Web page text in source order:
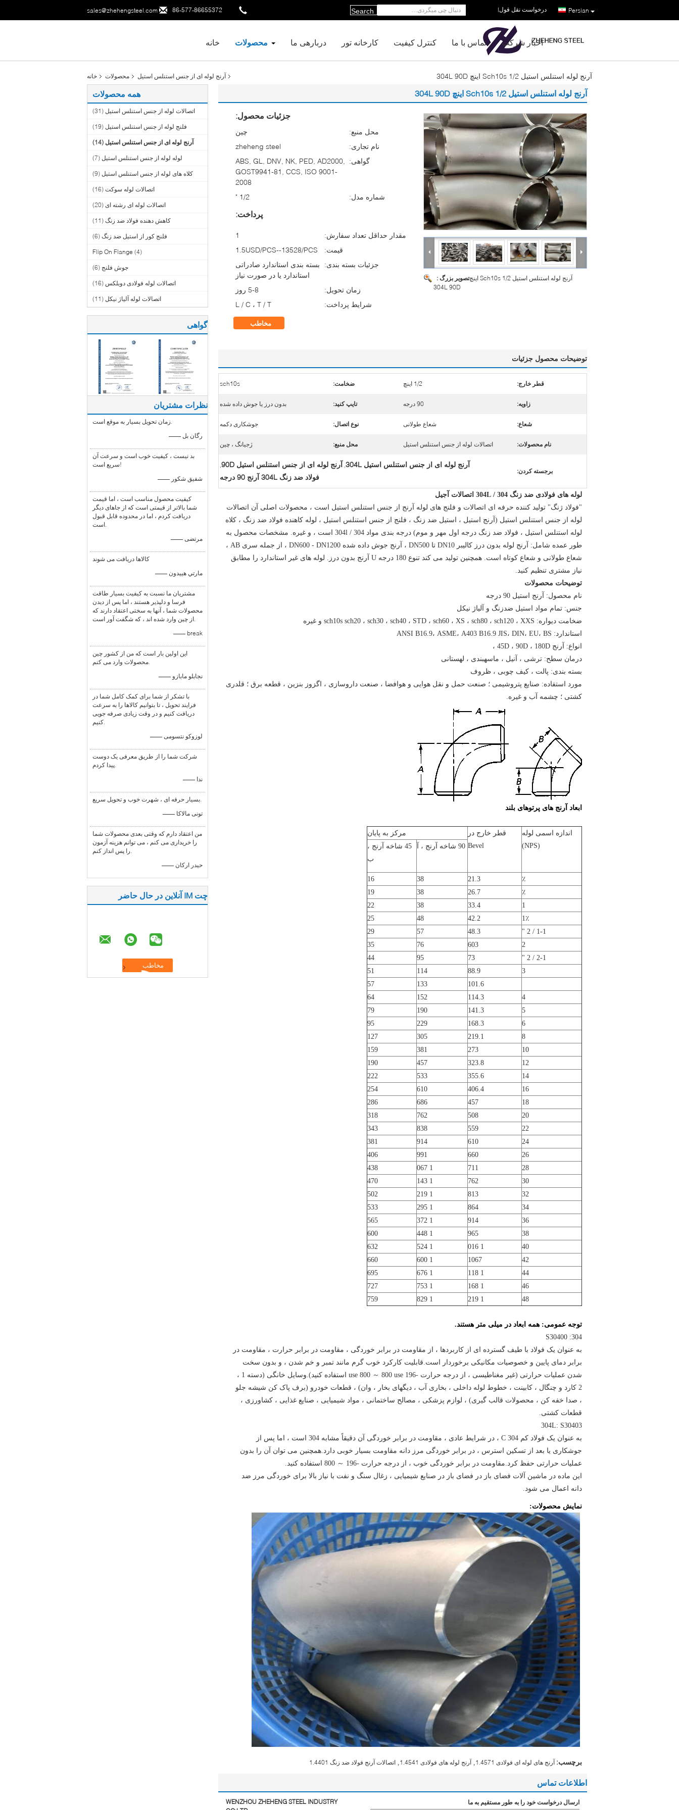
sales@zhehengsteel.com 86-577-86655372 Persian درخواست نقل قول|
Search
خانه محصولات دربارهی ما کارخانه تور کنترل کیفیت تماس با ما اخبار شرکت
خانه محصولات آرنج لوله ای از جنس استنلس استیل آرنج لوله استنلس استیل Sch10s 1/2 اینچ 304L 90D
همه محصولات
اتصالات لوله از جنس استنلس استیل (31)
فلنج لوله از جنس استنلس استیل (19)
آرنج لوله ای از جنس استنلس استیل (14)
لوله لوله از جنس استنلس استیل (7)
کلاه های لوله از جنس استنلس استیل (9)
اتصالات لوله سوکت (16)
اتصالات لوله ای رشته ای (20)
کاهش دهنده فولاد ضد زنگ (11)
فلنج کور از استیل ضد زنگ (6)
Flip On Flange (4)
جوش فلنج (6)
اتصالات لوله فولادی دوبلکس (16)
اتصالات لوله آلیاژ نیکل (11)
گواهی
نظرات مشتریان
زمان تحویل بسیار به موقع است.
—— رگان بل
بد نیست ، کیفیت خوب است و سرعت آن
سریع است!
—— شفیق شکور
کیفیت محصول مناسب است ، اما قیمت
شما بالاتر از قیمتی است که از جاهای دیگر
دریافت کردم ، اما در محدوده قابل قبول
است.
—— مرتضی
کالاها دریافت می شوند
—— مارتي هييدون
مشتریان ما نسبت به کیفیت بسیار طاقت
فرسا و دلپذیر هستند ، اما پس از دیدن
محصولات شما ، آنها به سختی اعتقاد دارند که
از چین وارد شده اند ، که شگفت آور است.
—— break
این اولین بار است که من از کشور چین
محصولات وارد می کنم.
—— نجابلو مابازو
با تشکر از شما برای کمک کامل شما در
فرایند تحویل ، تا بتوانیم کالاها را به سرعت
دریافت کنیم و در وقت زیادی صرفه جویی
کنیم.
—— لوزوکو نتسومی
شرکت شما را از طریق معرفی یک دوست
پیدا کردم.
—— ندا
بسیار حرفه ای ، شهرت خوب و تحویل سریع.
—— تونی مالاکا
من اعتقاد دارم که وقتی بعدی محصولات شما
را خریداری می کنم ، می توانم هزینه آزمون
را پس انداز کنم.
—— حیدر ارکان
چت IM آنلاین در حال حاضر
آرنج لوله استنلس استیل Sch10s 1/2 اینچ 304L 90D
تصویر بزرگ :آرنج لوله استنلس استیل Sch10s 1/2 اینچ
304L 90D
جزئیات محصول:
محل منبع:
چین
نام تجاری:
zheheng steel
گواهی:
ABS, GL, DNV, NK, PED, AD2000,
GOST9941-81, CCS, ISO 9001-
2008
شماره مدل:
1/2 "
پرداخت:
مقدار حداقل تعداد سفارش:
1
قیمت:
1.5USD/PCS--13528/PCS
جزئیات بسته بندی:
بسته بندی استاندارد صادراتی
استاندارد یا در صورت نیاز
زمان تحویل:
5-8 روز
شرایط پرداخت:
L / C ، T / T
مخاطب
توضیحات محصول جزئیات
قطر خارج: 1/2 اینچ ضخامت: sch10s
زاویه: 90 درجه تایپ کنید: بدون درز یا جوش داده شده
شعاع: شعاع طولانی نوع اتصال: جوشکاری دکمه
نام محصولات: اتصالات لوله از جنس استنلس استیل محل منبع: ژجیانگ ، چین
برجسته کردن:
آرنج لوله ای از جنس استنلس استیل 304L , آرنج لوله ای از جنس استنلس استیل 90D ,
فولاد ضد زنگ 304L آرنج 90 درجه
لوله های فولادی ضد زنگ 304 / 304L اتصالات آجیل
"فولاد ژنگ" تولید کننده حرفه ای اتصالات و فلنج های لوله آرنج از جنس استنلس استیل است ، محصولات اصلی آن اتصالات
لوله از جنس استنلس استیل (آرنج استیل ، استیل ضد زنگ ، فلنج از جنس استنلس استیل ، لوله کاهنده فولاد ضد زنگ ، کلاه
لوله استنلس استیل ، فولاد ضد زنگ درجه اول مهر و موم) درجه بندی مواد 304 / 304l است ، و غیره. مشخصات محصول به
طور عمده شامل: آرنج لوله بدون درز کالیبر DN10 تا DN500 ، آرنج جوش داده شده DN600 - DN1200 ، از جمله سری AB ،
شعاع طولانی و شعاع کوتاه است. همچنین تولید می کند تنوع 180 درجه U آرنج بدون درز. لوله های غیر استاندارد را مطابق
نیاز مشتری تنظیم کنید.
توضیحات محصولات
نام محصول: آرنج استیل 90 درجه
جنس: تمام مواد استیل ضدزنگ و آلیاژ نیکل
ضخامت دیواره: sch10s sch20 ، sch30 ، sch40 ، STD ، sch60 ، XS ، sch80 ، sch120 ، XXS و غیره
استاندارد: ANSI B16.9، ASME، A403 B16.9 JIS، DIN، EU، BS
انواع: آرنج 45D ، 90D ، 180D ،
درمان سطح: ترشی ، آنیل ، ماسهبندی ، لهستانی
بسته بندی: پالت ، کیف چوبی ، ظروف
مورد استفاده: صنایع پتروشیمی ؛ صنعت حمل و نقل هوایی و هوافضا ، صنعت داروسازی ، اگزوز بنزین ، قطعه برق ؛ قلدری
کشتی ؛ چشمه آب و غیره.
ابعاد آرنج های پرتوهای بلند
اندازه اسمی لوله
(NPS)
قطر خارج در
Bevel
مرکز به پایان
90 شاخه آرنج ،
45 شاخه آرنج ،
ب
٪ 21.3
38
16
٪
26.7
38
19
1
33.4
38
22
1٪
42.2
48
25
1-1 / 2 "
48.3
57
29
2
603
76
35
2-1 / 2 "
73
95
44
3
88.9
114
51
101.6
133
57
4
114.3
152
64
5
141.3
190
79
6
168.3
229
95
8
219.1
305
127
10
273
381
159
12
323.8
457
190
14
355.6
533
222
16
406.4
610
254
18
457
686
286
20
508
762
318
22
559
838
343
24
610
914
381
26
660
991
406
28
711
1 067
438
30
762
1 143
470
32
813
1 219
502
34
864
1 295
533
36
914
1 372
565
38
965
1 448
600
40
1 016
1 524
632
42
1067
1 600
660
44
1 118
1 676
695
46
1 168
1 753
727
48
1 219
1 829
759
توجه عمومی: همه ابعاد در میلی متر هستند.
304: S30400
به عنوان یک فولاد با طیف گسترده ای از کاربردها ، از مقاومت در برابر خوردگی ، مقاومت در برابر حرارت ، مقاومت در
برابر دمای پایین و خصوصیات مکانیکی برخوردار است.قابلیت کارکرد خوب گرم مانند تمبر و خم شدن ، و بدون سخت
شدن عملیات حرارتی (غیر مغناطیسی ، از درجه حرارت -196 use 800 ～ 800 use استفاده کنید).وسایل خانگی (دسته 1 ،
2 کارد و چنگال ، کابینت ، خطوط لوله داخلی ، بخاری آب ، دیگهای بخار ، وان) ، قطعات خودرو (برف پاک کن شیشه جلو
، صدا خفه کن ، محصولات قالب گیری) ، لوازم پزشکی ، مصالح ساختمانی ، مواد شیمیایی ، صنایع غذایی ، کشاورزی ،
قطعات کشتی.
304L: S30403
به عنوان یک فولاد کم C 304 ، در شرایط عادی ، مقاومت در برابر خوردگی آن دقیقاً مشابه 304 است ، اما پس از
جوشکاری یا بعد از تسکین استرس ، در برابر خوردگی مرز دانه مقاومت بسیار خوبی دارد.همچنین می توان آن را بدون
عملیات حرارتی حفظ کرد.مقاومت در برابر خوردگی خوب ، از درجه حرارت -196 ～ 800 استفاده کنید.
این ماده در ماشین آلات فضای باز در فضای باز در صنایع شیمیایی ، زغال سنگ و نفت با نیاز بالا برای خوردگی مرز ضد
دانه اعمال می شود.
نمایش محصولات:
برچسب: آرنج های لوله ای فولادی 1.4571 آرنج لوله های فولادی 1.4541 اتصالات آرنج فولاد ضد زنگ 1.4401
اطلاعات تماس
WENZHOU ZHEHENG STEEL INDUSTRY
ارسال درخواست خود را به طور مستقیم به ما